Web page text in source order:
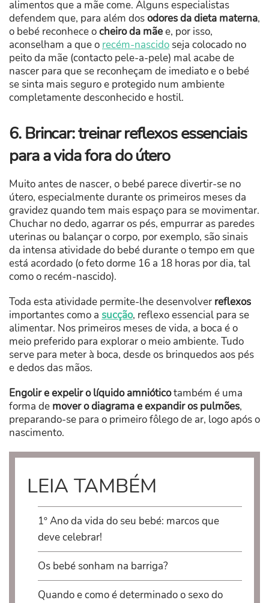
alimentos que a mãe come. Alguns especialistas
defendem que, para além dosodores da dieta materna,
o bebé reconhece ocheiro da mãee, por isso,
aconselham a que o recém-nascido seja colocado no
peito da mãe (contacto pele-a-pele) mal acabe de
nascer para que se reconheçam de imediato e o bebé
se sinta mais seguro e protegido num ambiente
completamente desconhecido e hostil.
6. Brincar: treinar reflexos essenciais
para a vida fora do útero
Muito antes de nascer, o bebé parece divertir-se no
útero, especialmente durante os primeiros meses da
gravidez quando tem mais espaço para se movimentar.
Chuchar no dedo, agarrar os pés, empurrar as paredes
uterinas ou balançar o corpo, por exemplo, são sinais
da intensa atividade do bebé durante o tempo em que
está acordado (o feto dorme 16 a 18 horas por dia, tal
como o recém-nascido).
Toda esta atividade permite-lhe desenvolver reflexos
importantes como a sucção, reflexo essencial para se
alimentar. Nos primeiros meses de vida, a boca é o
meio preferido para explorar o meio ambiente. Tudo
serve para meter à boca, desde os brinquedos aos pés
e dedos das mãos.
Engolir e expelir o líquido amnióticotambém é uma
forma de mover o diagrama e expandir os pulmões,
preparando-se para o primeiro fôlego de ar, logo após o
nascimento.
LEIA TAMBÉM
1º Ano da vida do seu bebé: marcos que
deve celebrar!
Os bebé sonham na barriga?
Quando e como é determinado o sexo do